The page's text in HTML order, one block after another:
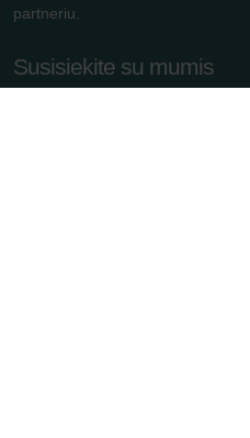
partneriu.
Susisiekite su mumis